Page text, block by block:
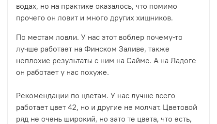
водах, но на практике оказалось, что помимо
прочего он ловит и много других хищников.
По местам ловли. У нас этот воблер почему-то
лучше работает на Финском Заливе, также
неплохие результаты с ним на Сайме. А на Ладоге
он работает у нас похуже.
Рекомендации по цветам. У нас лучше всего
работает цвет 42, но и другие не молчат. Цветовой
ряд не очень широкий, но зато те цвета, что есть,